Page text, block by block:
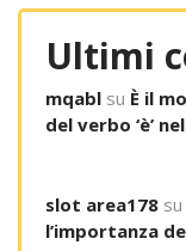
Ultimi
mqabl su È il
del verbo ‘è’
slot area178 su
l’importanza